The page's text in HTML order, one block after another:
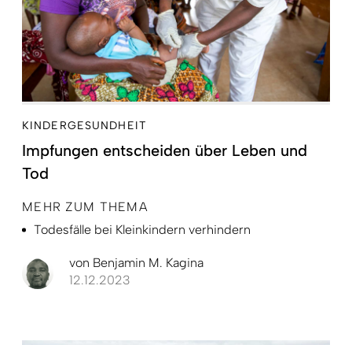
KINDERGESUNDHEIT
Impfungen entscheiden über Leben und
Tod
MEHR ZUM THEMA
Todesfälle bei Kleinkindern verhindern
von Benjamin M. Kagina
12.12.2023